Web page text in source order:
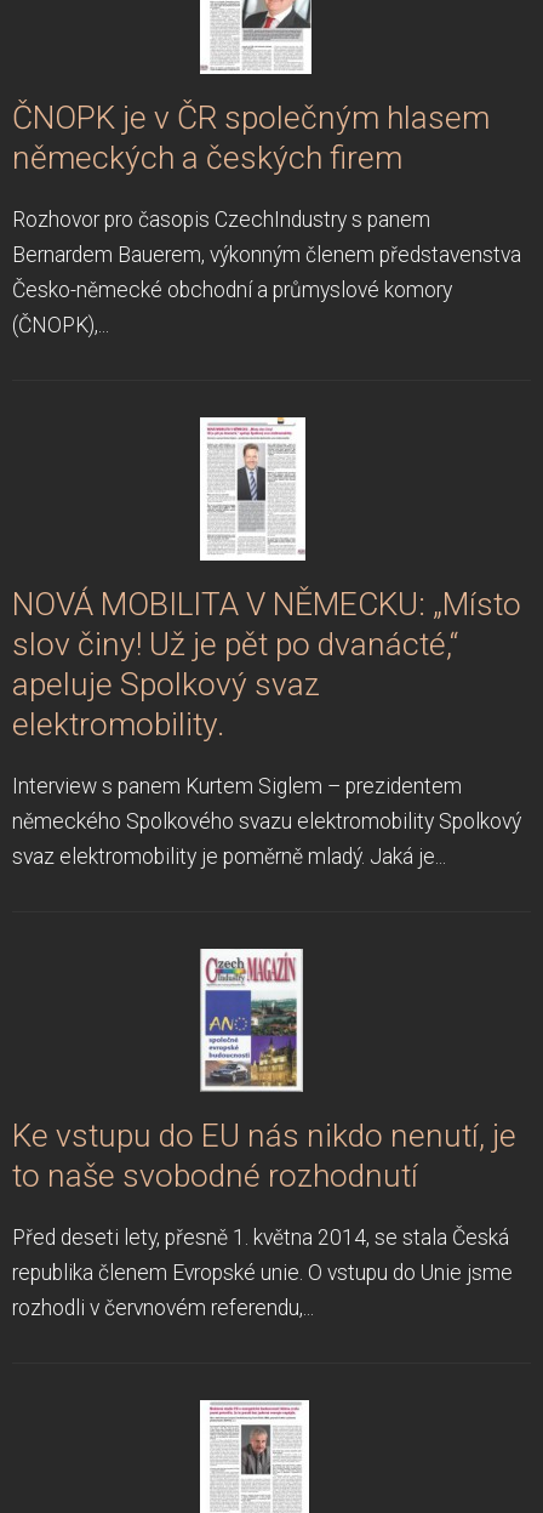
ČNOPK je v ČR společným hlasem
německých a českých firem
Rozhovor pro časopis CzechIndustry s panem
Bernardem Bauerem, výkonným členem představenstva
Česko-německé obchodní a průmyslové komory
(ČNOPK),...
NOVÁ MOBILITA V NĚMECKU: „Místo
slov činy! Už je pět po dvanácté,“
apeluje Spolkový svaz
elektromobility.
Interview s panem Kurtem Siglem – prezidentem
německého Spolkového svazu elektromobility Spolkový
svaz elektromobility je poměrně mladý. Jaká je...
Ke vstupu do EU nás nikdo nenutí, je
to naše svobodné rozhodnutí
Před deseti lety, přesně 1. května 2014, se stala Česká
republika členem Evropské unie. O vstupu do Unie jsme
rozhodli v červnovém referendu,...